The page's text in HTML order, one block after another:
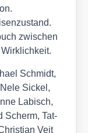
zwi­schen
Schmidt,
Sickel,
Labisch,
Scherm, Tat­
Veit